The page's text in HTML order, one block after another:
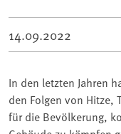
14.09.2022
In den letzten Jahren
den Folgen von Hitze,
für die Bevölkerung,